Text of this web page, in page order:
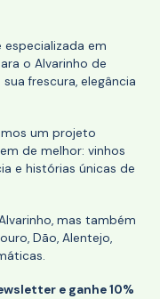
especializada em
o Alvarinho de
frescura, elegância
um projeto
de melhor: vinhos
e histórias únicas de
mas também
Dão, Alentejo,
e ganhe 10%